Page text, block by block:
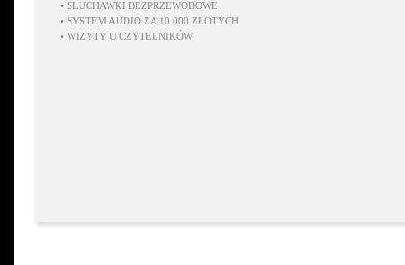
• SŁUCHAWKI BEZPRZEWODOWE
• SYSTEM AUDIO ZA 10 000 ZŁOTYCH
• WIZYTY U CZYTELNIKÓW